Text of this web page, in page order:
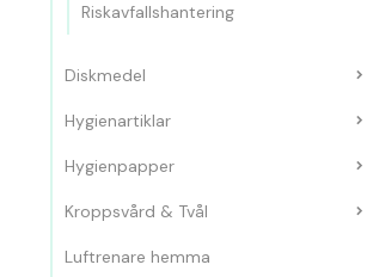
Riskavfallshantering
Diskmedel
Hygienartiklar
Hygienpapper
Kroppsvård & Tvål
Luftrenare hemma